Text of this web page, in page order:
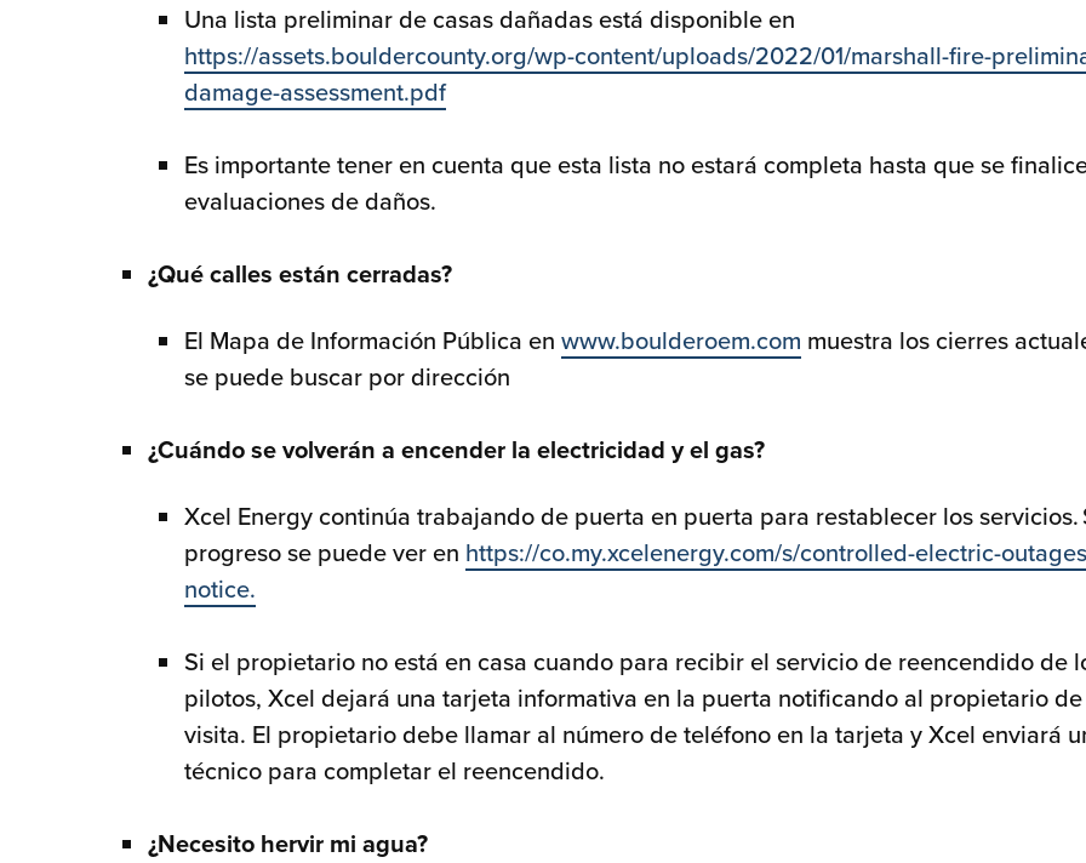
Una lista preliminar de casas dañadas está disponible en
https://assets.bouldercounty.org/wp-content/uploads/2022/01/marshall-fire-
damage-assessment.pdf
Es importante tener en cuenta que esta lista no estará completa hasta que se
evaluaciones de daños.
¿Qué calles están cerradas?
El Mapa de Información Pública en www.boulderoem.com muestra los cierres
se puede buscar por dirección
¿Cuándo se volverán a encender la electricidad y el gas?
Xcel Energy continúa trabajando de puerta en puerta para restablecer los servicios.
progreso se puede ver en https://co.my.xcelenergy.com/s/controlled-electric-
notice.
Si el propietario no está en casa cuando para recibir el servicio de reencendido de
pilotos, Xcel dejará una tarjeta informativa en la puerta notificando al propietario de
visita. El propietario debe llamar al número de teléfono en la tarjeta y Xcel enviará
técnico para completar el reencendido.
¿Necesito hervir mi agua?